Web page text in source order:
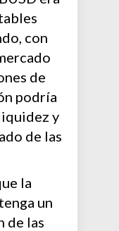
con
de
podría
y
de las
la
un
de las